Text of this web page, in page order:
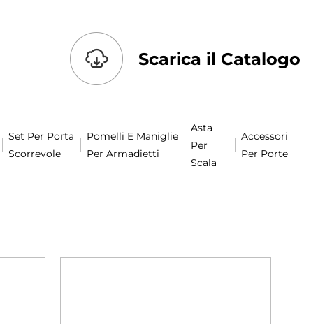
Scarica il Catalogo
Set Per Porta
Scorrevole
Pomelli E Maniglie
Per Armadietti
Asta
Per
Scala
Accessori
Per Porte